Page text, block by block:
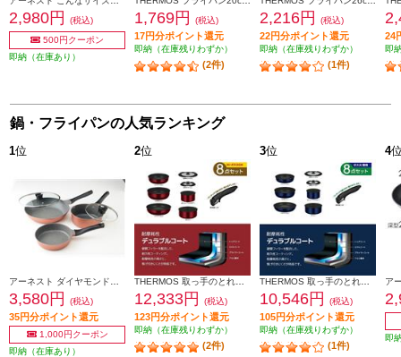
2,980円
(税込)
500円クーポン
即納（在庫あり）
1,769円 (税込)
17円分ポイント還元
即納（在庫残りわずか）
(2件)
2,216円 (税込)
22円分ポイント還元
即納（在庫残りわずか）
(1件)
24
即
鍋・フライパンの人気ランキング
1位
3,580円 (税込)
35円分ポイント還元
1,000円クーポン
即納（在庫あり）
2位
12,333円 (税込)
123円分ポイント還元
即納（在庫残りわずか）
(2件)
3位
10,546円 (税込)
105円分ポイント還元
即納（在庫残りわずか）
(1件)
4
即